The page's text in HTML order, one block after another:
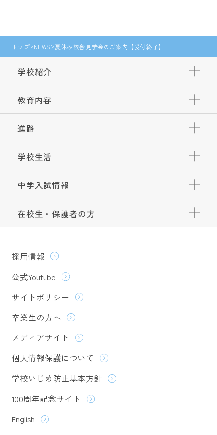
トップ NEWS 夏休み校舎見学会のご案内【受付終了】
学校紹介
教育内容
進路
学校生活
中学入試情報
在校生・保護者の方
採用情報
公式Youtube
サイトポリシー
卒業生の方へ
メディアサイト
個人情報保護について
学校いじめ防止基本方針
100周年記念サイト
English